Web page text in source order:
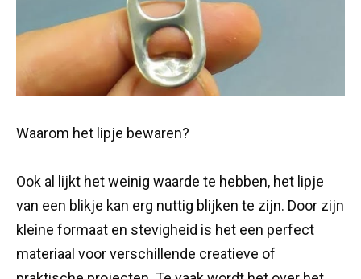
Waarom het lipje bewaren?
Ook al lijkt het weinig waarde te hebben, het lipje
van een blikje kan erg nuttig blijken te zijn. Door zijn
kleine formaat en stevigheid is het een perfect
materiaal voor verschillende creatieve of